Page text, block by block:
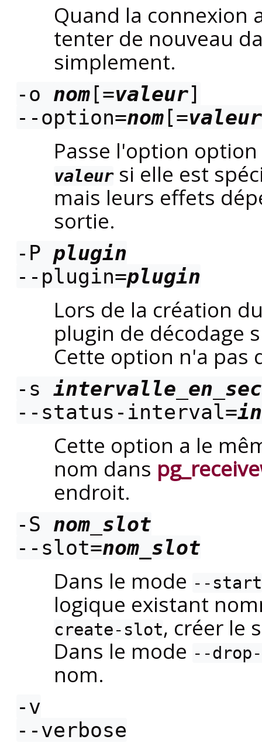
Quand la connexion
tenter de nouveau
simplement.
-o nom [=valeur]
--option=nom [=valeur
Passe l'option option
valeursi elle est
mais leurs effets
sortie.
-P plugin
--plugin=plugin
Lors de la création
plugin de décodage
Cette option n'a pas
-s
--status-interval=
Cette option a le
nom dans
endroit.
-S nom_slot
--slot=nom_slot
Dans le mode --start
logique existant
create-slot, créer le
Dans le mode --
nom.
-v
--verbose